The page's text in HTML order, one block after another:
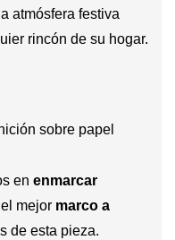
atmósfera festiva
rincón de su hogar.
sobre papel
en enmarcar
mejor marco a
de esta pieza.